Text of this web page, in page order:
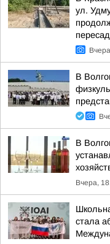
ул.
В
В
Вчера,
стала